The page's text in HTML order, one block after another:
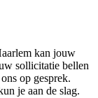
kan jouw
sollicitatie bellen
op gesprek.
je aan de slag.